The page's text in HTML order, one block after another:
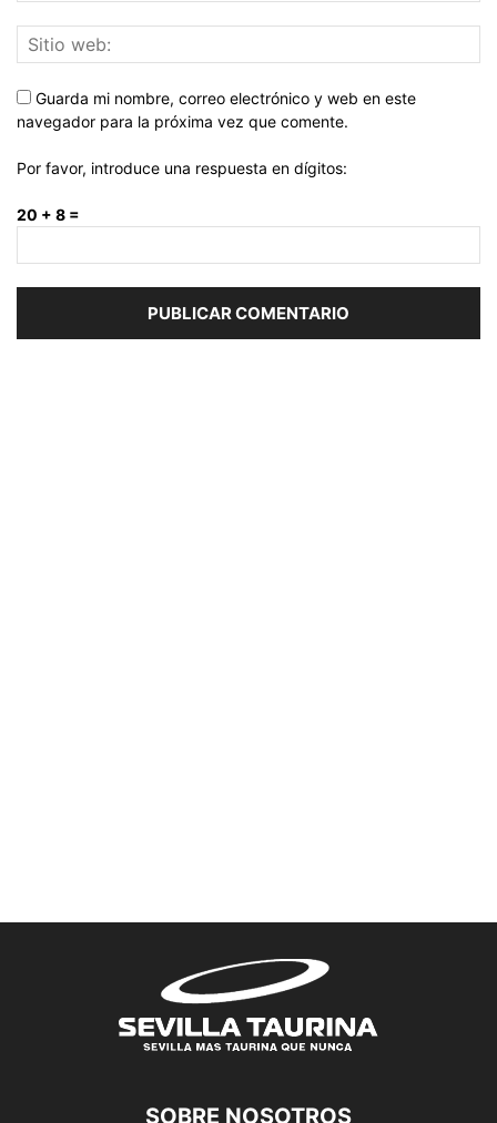
Guarda mi nombre, correo electrónico y web en este
navegador para la próxima vez que comente.
Por favor, introduce una respuesta en dígitos:
20 + 8 =
SOBRE NOSOTROS